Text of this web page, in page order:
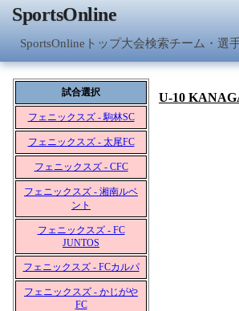
SportsOnline
SportsOnlineトップ大会検索チーム・選
試合選択
フェニックスズ - 駒林SC
フェニックスズ - 太尾FC
フェニックスズ - CFC
フェニックスズ - 湘南ルベ
ント
フェニックスズ - FC
JUNTOS
フェニックスズ - FCカルパ
フェニックスズ - かじがや
FC
U-10